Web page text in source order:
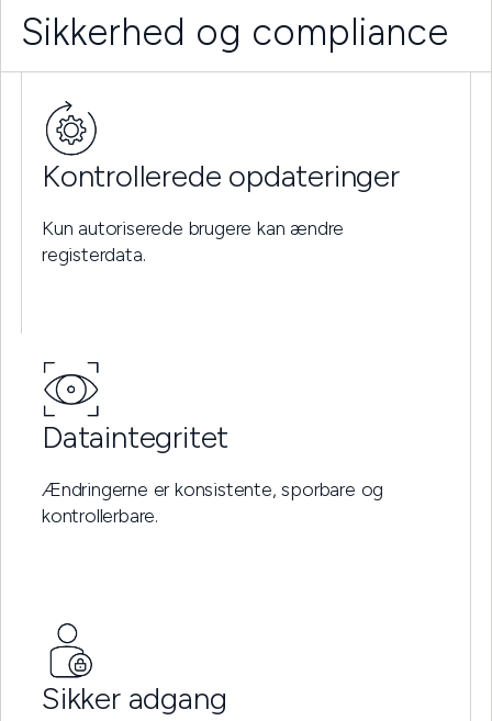
Sikkerhed og compliance
Kontrollerede opdateringer
Kun autoriserede brugere kan ændre
registerdata.
Dataintegritet
Ændringerne er konsistente, sporbare og
kontrollerbare.
Sikker adgang